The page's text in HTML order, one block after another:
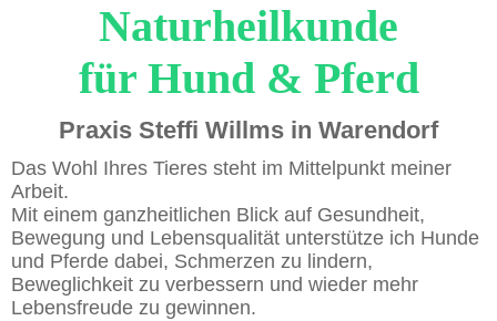
Naturheilkunde
für Hund & Pferd
Praxis Steffi Willms in Warendorf
Das Wohl Ihres Tieres steht im Mittelpunkt meiner
Arbeit.
Mit einem ganzheitlichen Blick auf Gesundheit,
Bewegung und Lebensqualität unterstütze ich Hunde
und Pferde dabei, Schmerzen zu lindern,
Beweglichkeit zu verbessern und wieder mehr
Lebensfreude zu gewinnen.